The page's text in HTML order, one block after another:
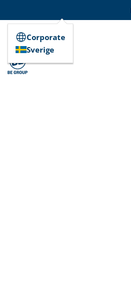
Corporate
Sverige